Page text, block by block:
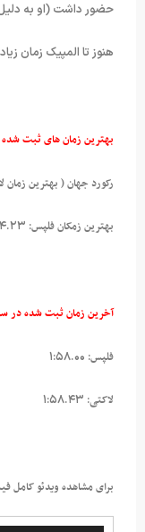
حضور داشت (او به دلیل
هنوز تا المپیک زمان
بهترین زمان های ثبت شده در ماده
رکورد جهان ( بهترین زمان
بهترین زمکان فلپس: ۱:۵۴.۲۳ (المپیک ۲۰۰۸ بجینگ)
آخرین زمان ثبت شده در
فلپس: ۱:۵۸.۰۰
لاکتی: ۱:۵۸.۴۳
برای مشاهده ویدئو کامل فینال ۲۰۰متر مختلط انفرادی سری حرفه ای آرنا روی علامت